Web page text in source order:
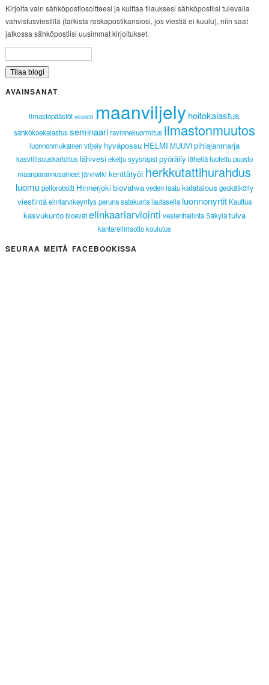
Kirjoita vain sähköpostiosoitteesi ja kuittaa tilauksesi sähköpostiisi tulevalla
vahvistusviestillä (tarkista roskapostikansiosi, jos viestiä ei kuulu), niin saat
jatkossa sähköpostiisi uusimmat kirjoitukset.
AVAINSANAT
ilmastopäästöt vesistö maanviljelyhoitokalastus
sähkökoekalastusseminaariravinnekuormitus ilmastonmuutos
luonnonmukainen viljely hyväpossu HELMI MUUVIpihlajanmarja
kasvillisuuskartoituslähivesieketjusyysrapsi pyöräilylähellä tuotettupuusto
maanparannusaineet järviwiki kenttätyöt herkkutattihurahdus
luomupeltorobotti Hinnerjokibiovahvaveden laatukalatalous geokätköily
viestintäelintarvikeyritysperunasatakunta lautasella luonnonyrtit Kauttua
kasvukuntobioevätelinkaariarviointi vesienhallintaSäkylätulva
kantarellirisottokoulutus
SEURAA MEITÄ FACEBOOKISSA